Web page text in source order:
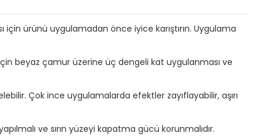
ürünü uygulamadan önce iyice karıştırın. Uygulama
beyaz çamur üzerine üç dengeli kat uygulanması ve
Çok ince uygulamalarda efektler zayıflayabilir, aşırı
ve sırın yüzeyi kapatma gücü korunmalıdır.